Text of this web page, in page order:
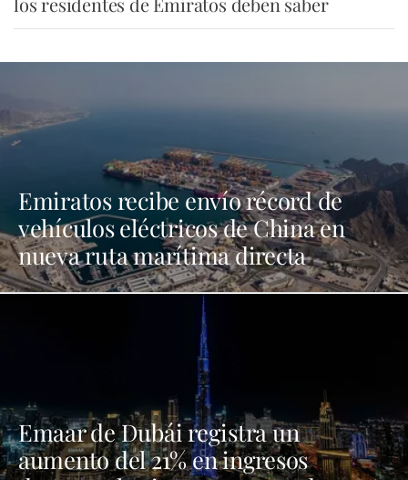
Emiratos recibe envío récord de
vehículos eléctricos de China en
nueva ruta marítima directa
Emaar de Dubái registra un
aumento del 21% en ingresos